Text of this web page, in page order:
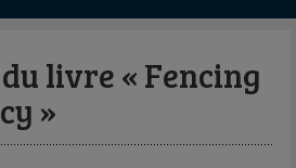
livre « Fencing
»